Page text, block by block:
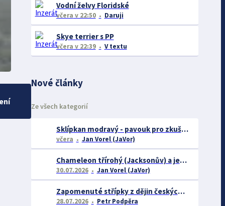
Vodní želvy Floridské
včera v 22:50 Daruji
Skye terrier s PP
včera v 22:39 V textu
Nové články
Ze všech kategorií
Sklípkan modravý - pavouk pro zkušené chovatele
včera Jan Vorel (JaVor)
Chameleon třírohý (Jacksonův) a jeho chov
30.07.2026 Jan Vorel (JaVor)
Zapomenuté střípky z dějin českých exotářů - 3.část
28.07.2026 Petr Podpěra